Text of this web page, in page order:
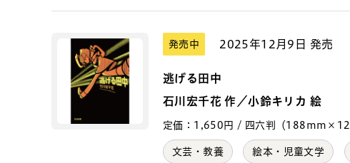
発売中 2025年12月9日 発売
逃げる田中
石川宏千花 作／小鈴キリカ 絵
定価：1,650円 / 四六判（
文芸・教養 絵本・児童文学